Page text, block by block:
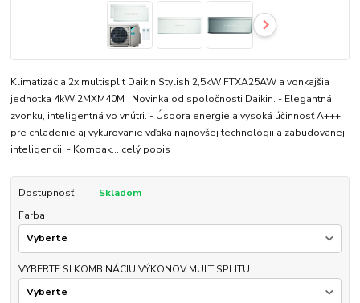
Klimatizácia 2x multisplit Daikin Stylish 2,5kW FTXA25AW a vonkajšia
jednotka 4kW 2MXM40M Novinka od spoločnosti Daikin. - Elegantná
zvonku, inteligentná vo vnútri. - Úspora energie a vysoká účinnosť A+++
pre chladenie aj vykurovanie vďaka najnovšej technológii a zabudovanej
inteligencii. - Kompak... celý popis
Dostupnosť
Skladom
Farba
VYBERTE SI KOMBINÁCIU VÝKONOV MULTISPLITU